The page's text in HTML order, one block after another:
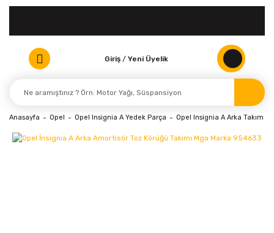
Giriş / Yeni Üyelik
Anasayfa Opel Opel Insignia A Yedek Parça Opel Insignia A Arka Takım